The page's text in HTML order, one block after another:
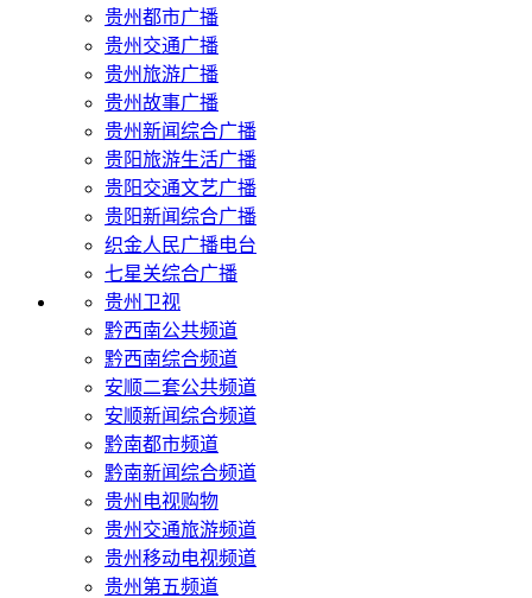
贵州都市广播
贵州交通广播
贵州旅游广播
贵州故事广播
贵州新闻综合广播
贵阳旅游生活广播
贵阳交通文艺广播
贵阳新闻综合广播
织金人民广播电台
七星关综合广播
贵州卫视
黔西南公共频道
黔西南综合频道
安顺二套公共频道
安顺新闻综合频道
黔南都市频道
黔南新闻综合频道
贵州电视购物
贵州交通旅游频道
贵州移动电视频道
贵州第五频道